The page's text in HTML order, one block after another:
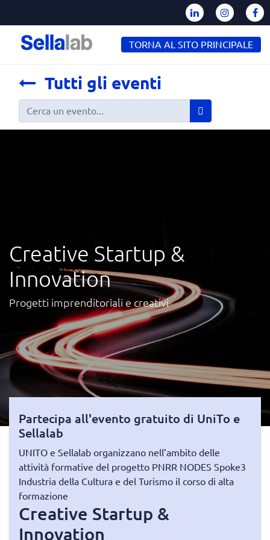
TORNA AL SITO PRINCIPALE
Tutti gli eventi
Creative Startup &
Innovation
Progetti imprenditoriali e creativi
Partecipa all'evento gratuito di UniTo e
Sellalab
UNITO e Sellalab organizzano nell’ambito delle
attività formative del progetto PNRR NODES Spoke3
Industria della Cultura e del Turismo il corso di alta
formazione
Creative Startup &
Innovation